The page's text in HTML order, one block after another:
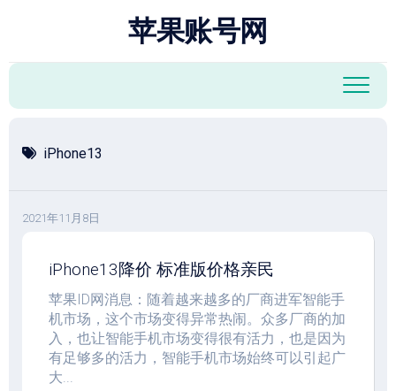
容
苹果账号网
iPhone13
2021年11月8日
iPhone13降价 标准版价格亲民
苹果ID网消息：随着越来越多的厂商进军智能手
机市场，这个市场变得异常热闹。众多厂商的加
入，也让智能手机市场变得很有活力，也是因为
有足够多的活力，智能手机市场始终可以引起广
大...